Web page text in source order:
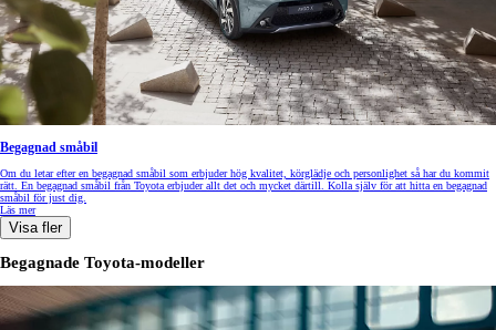
Begagnad småbil
Om du letar efter en begagnad småbil som erbjuder hög kvalitet, körglädje och personlighet så har du kommit
rätt. En begagnad småbil från Toyota erbjuder allt det och mycket därtill. Kolla själv för att hitta en begagnad
småbil för just dig.
Läs mer
Visa fler
Begagnade Toyota-modeller